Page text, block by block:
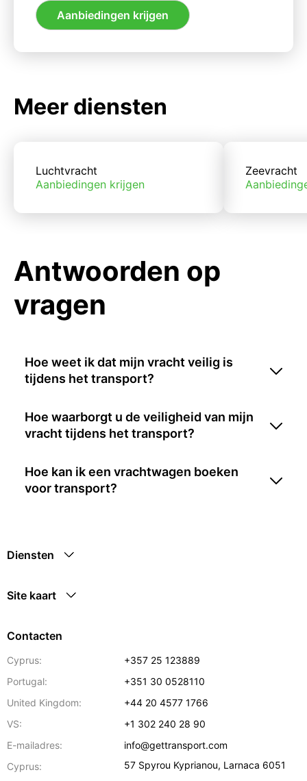
Aanbiedingen krijgen
Meer diensten
Luchtvracht
Aanbiedingen krijgen
Zeevracht
Antwoorden op
vragen
Hoe weet ik dat mijn vracht veilig is
tijdens het transport?
Hoe waarborgt u de veiligheid van mijn
vracht tijdens het transport?
Hoe kan ik een vrachtwagen boeken
voor transport?
Diensten
Site kaart
Contacten
Cyprus:
+357 25 123889
Portugal:
+351 30 0528110
United Kingdom:
+44 20 4577 1766
VS:
+1 302 240 28 90
E-mailadres:
info@gettransport.com
Cyprus:
57 Spyrou Kyprianou, Larnaca 6051